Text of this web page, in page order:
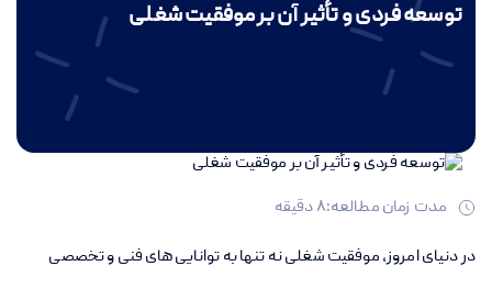
توسعه فردی و تأثیر آن بر موفقیت شغلی
مدت زمان مطالعه:8دقیقه
در دنیای امروز، موفقیت شغلی نه تنها به توانایی‌های فنی و تخصصی